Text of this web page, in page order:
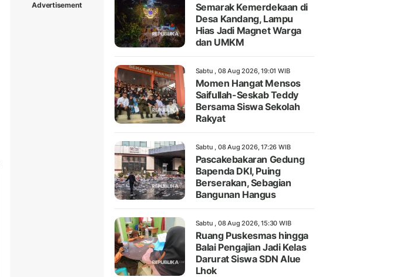
Advertisement
Semarak Kemerdekaan di
Desa Kandang, Lampu
Hias Jadi Magnet Warga
dan UMKM
Sabtu , 08 Aug 2026, 19:01 WIB
Momen Hangat Mensos
Saifullah-Seskab Teddy
Bersama Siswa Sekolah
Rakyat
Sabtu , 08 Aug 2026, 17:26 WIB
Pascakebakaran Gedung
Bapenda DKI, Puing
Berserakan, Sebagian
Bangunan Hangus
Sabtu , 08 Aug 2026, 15:30 WIB
Ruang Puskesmas hingga
Balai Pengajian Jadi Kelas
Darurat Siswa SDN Alue
Lhok